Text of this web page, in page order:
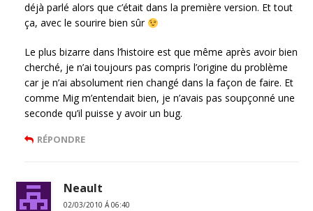
déjà parlé alors que c’était dans la première version. Et tout
ça, avec le sourire bien sûr
Le plus bizarre dans l’histoire est que même après avoir bien
cherché, je n’ai toujours pas compris l’origine du problème
car je n’ai absolument rien changé dans la façon de faire. Et
comme Mig m’entendait bien, je n’avais pas soupçonné une
seconde qu’il puisse y avoir un bug.
RÉPONDRE
Neault
02/03/2010 Á 06:40